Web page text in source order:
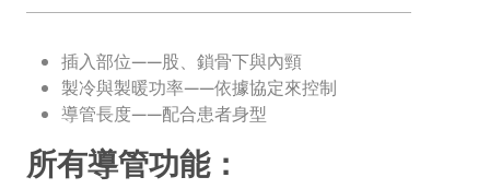
插入部位——股、鎖骨下與內頸
製冷與製暖功率——依據協定來控制
導管長度——配合患者身型
所有導管功能：